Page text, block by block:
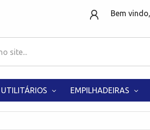
Bem
UTILITÁRIOS EMPILHADEIRAS